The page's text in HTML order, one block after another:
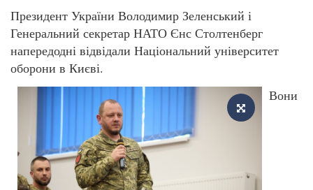
Президент України Володимир Зеленський і
Генеральний секретар НАТО Єнс Столтенберг
напередодні відвідали Національний університет
оборони в Києві.
Вони